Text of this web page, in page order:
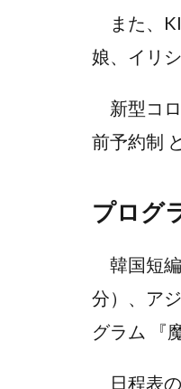
また、
娘、イリ
新型コロ
前予約制
プログ
韓国短
分）、ア
グラム 『
日程表の